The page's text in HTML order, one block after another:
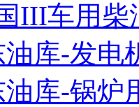
III车用柴
库-发电
库-锅炉